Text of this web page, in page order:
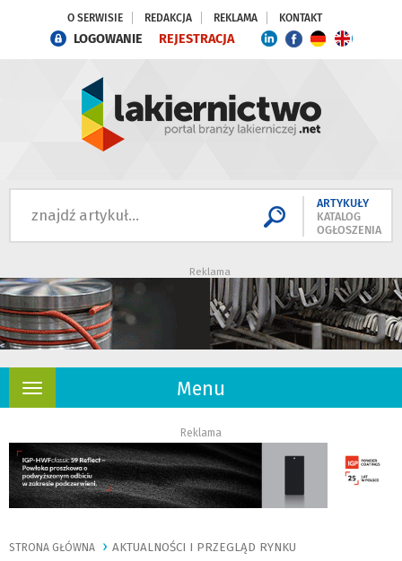
O SERWISIE REDAKCJA REKLAMA KONTAKT
LOGOWANIE REJESTRACJA
ARTYKUŁY
KATALOG
OGŁOSZENIA
Reklama
Menu
Rozwiń
Reklama
STRONA GŁÓWNA AKTUALNOŚCI I PRZEGLĄD RYNKU